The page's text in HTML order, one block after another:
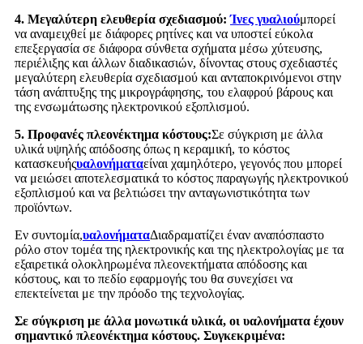
4. Μεγαλύτερη ελευθερία σχεδιασμού: Ίνες γυαλιούμπορεί
να αναμειχθεί με διάφορες ρητίνες και να υποστεί εύκολα
επεξεργασία σε διάφορα σύνθετα σχήματα μέσω χύτευσης,
περιέλιξης και άλλων διαδικασιών, δίνοντας στους σχεδιαστές
μεγαλύτερη ελευθερία σχεδιασμού και ανταποκρινόμενοι στην
τάση ανάπτυξης της μικρογράφησης, του ελαφρού βάρους και
της ενσωμάτωσης ηλεκτρονικού εξοπλισμού.
5. Προφανές πλεονέκτημα κόστους:Σε σύγκριση με άλλα
υλικά υψηλής απόδοσης όπως η κεραμική, το κόστος
κατασκευήςυαλονήματαείναι χαμηλότερο, γεγονός που μπορεί
να μειώσει αποτελεσματικά το κόστος παραγωγής ηλεκτρονικού
εξοπλισμού και να βελτιώσει την ανταγωνιστικότητα των
προϊόντων.
Εν συντομία,υαλονήματαΔιαδραματίζει έναν αναπόσπαστο
ρόλο στον τομέα της ηλεκτρονικής και της ηλεκτρολογίας με τα
εξαιρετικά ολοκληρωμένα πλεονεκτήματα απόδοσης και
κόστους, και το πεδίο εφαρμογής του θα συνεχίσει να
επεκτείνεται με την πρόοδο της τεχνολογίας.
Σε σύγκριση με άλλα μονωτικά υλικά, οι υαλονήματα έχουν
σημαντικό πλεονέκτημα κόστους. Συγκεκριμένα: